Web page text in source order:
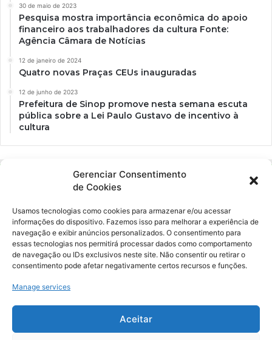
Gerenciar Consentimento
de Cookies
Usamos tecnologias como cookies para armazenar e/ou acessar
informações do dispositivo. Fazemos isso para melhorar a experiência de
navegação e exibir anúncios personalizados. O consentimento para
essas tecnologias nos permitirá processar dados como comportamento
de navegação ou IDs exclusivos neste site. Não consentir ou retirar o
consentimento pode afetar negativamente certos recursos e funções.
Manage services
Aceitar
30 de maio de 2023
Pesquisa mostra importância econômica do apoio
financeiro aos trabalhadores da cultura Fonte:
Agência Câmara de Notícias
12 de janeiro de 2024
Quatro novas Praças CEUs inauguradas
12 de junho de 2023
Prefeitura de Sinop promove nesta semana escuta
pública sobre a Lei Paulo Gustavo de incentivo à
cultura
Ockara é uma plataforma multicultural e criativa. Nossa proposta é
oferecer o máximo de ferramentas para realizadores e
gerenciadores de espaços criativos e culturais.